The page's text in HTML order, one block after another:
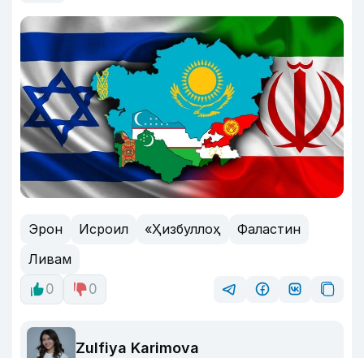
Эрон Исроил «Ҳизбуллоҳ
Фаластин
Ливам
0
0
Zulfiya Karimova